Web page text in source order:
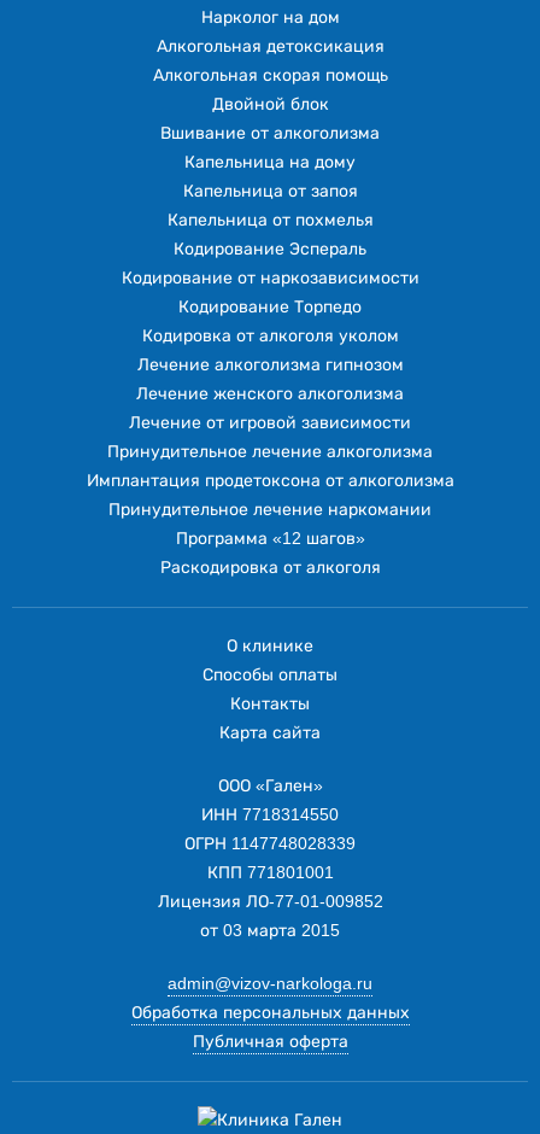
Нарколог на дом
Алкогольная детоксикация
Алкогольная скорая помощь
Двойной блок
Вшивание от алкоголизма
Капельница на дому
Капельница от запоя
Капельница от похмелья
Кодирование Эспераль
Кодирование от наркозависимости
Кодирование Торпедо
Кодировка от алкоголя уколом
Лечение алкоголизма гипнозом
Лечение женского алкоголизма
Лечение от игровой зависимости
Принудительное лечение алкоголизма
Имплантация продетоксона от алкоголизма
Принудительное лечение наркомании
Программа «12 шагов»
Раскодировка от алкоголя
О клинике
Способы оплаты
Контакты
Карта сайта
ООО «Гален»
ИНН 7718314550
ОГРН 1147748028339
КПП 771801001
Лицензия ЛО-77-01-009852
от 03 марта 2015
admin@vizov-narkologa.ru
Обработка персональных данных
Публичная оферта